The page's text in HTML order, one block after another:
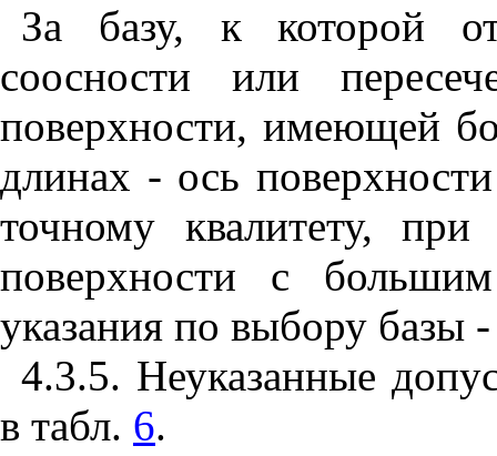
За базу, к которой
соосности или п
поверхности, имеющей
длинах - ось
точному квалитету, при
поверхности с больши
указания по выбору базы
4.3.5. Неуказанные
в табл. 6.